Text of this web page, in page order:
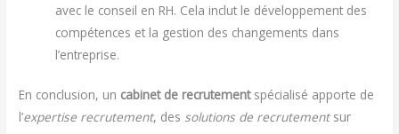
avec le conseil en RH. Cela inclut le développement des
compétences et la gestion des changements dans
l’entreprise.
En conclusion, un cabinet de recrutementspécialisé apporte de
l’expertise recrutement, des solutions de recrutementsur